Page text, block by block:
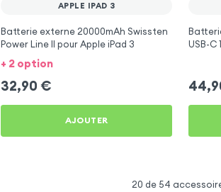
APPLE IPAD 3
Batterie externe 20000mAh Swissten
Power Line II pour Apple iPad 3
+ 2 option
32,90 €
AJOUTER
USB-C
20 de 54